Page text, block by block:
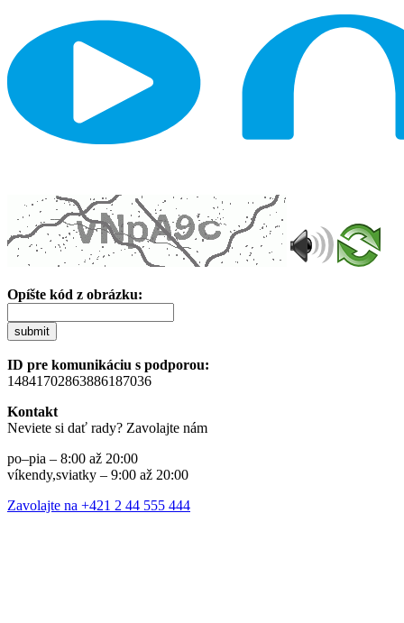
Opíšte kód z obrázku:
submit
ID pre komunikáciu s podporou:
14841702863886187036
Kontakt
Neviete si dať rady? Zavolajte nám
po–pia – 8:00 až 20:00
víkendy,sviatky – 9:00 až 20:00
Zavolajte na +421 2 44 555 444